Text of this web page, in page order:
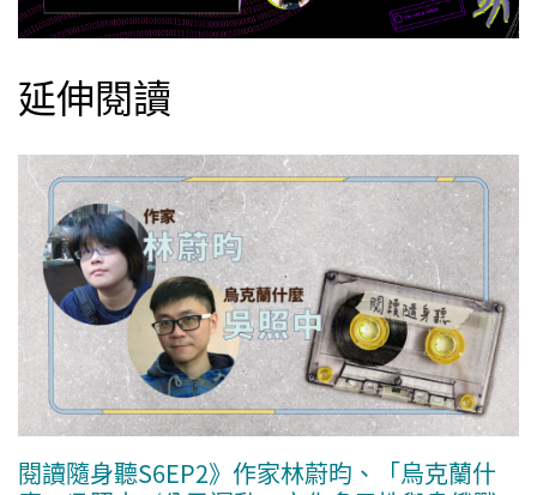
延伸閱讀
閱讀隨身聽S6EP2》作家林蔚昀、「烏克蘭什